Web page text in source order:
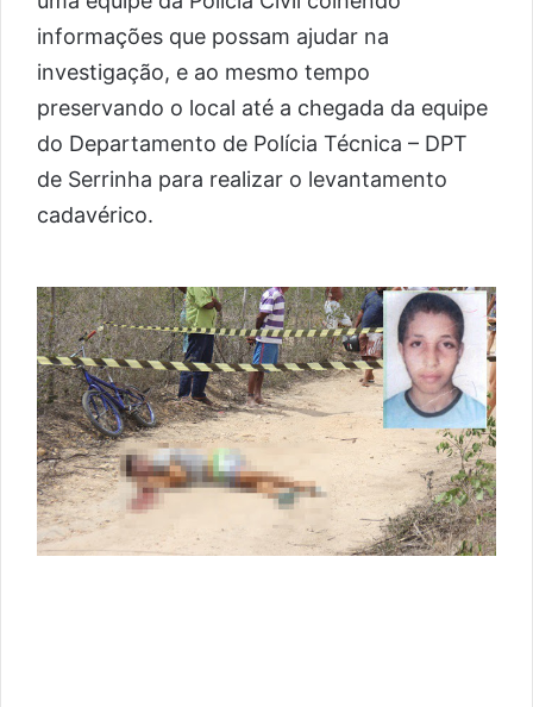
informações que possam ajudar na
investigação, e ao mesmo tempo
preservando o local até a chegada da equipe
do Departamento de Polícia Técnica – DPT
de Serrinha para realizar o levantamento
cadavérico.